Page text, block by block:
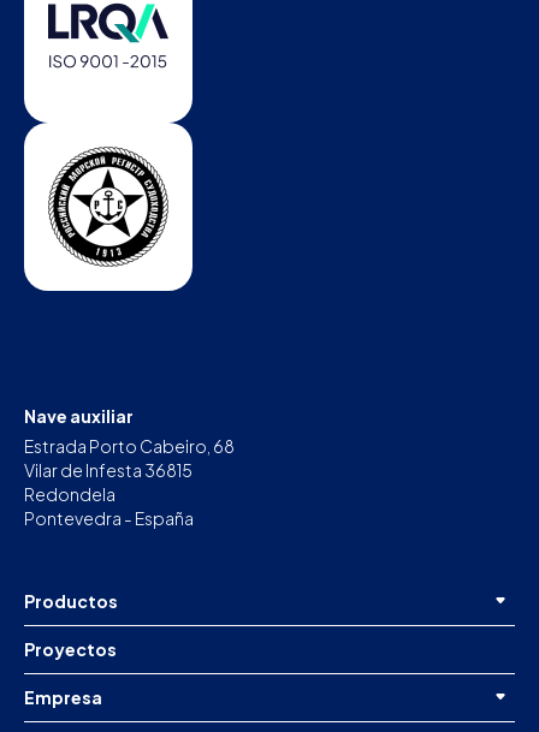
Nave auxiliar
Estrada Porto Cabeiro, 68
Vilar de Infesta 36815
Redondela
Pontevedra - España
Productos
Proyectos
Empresa